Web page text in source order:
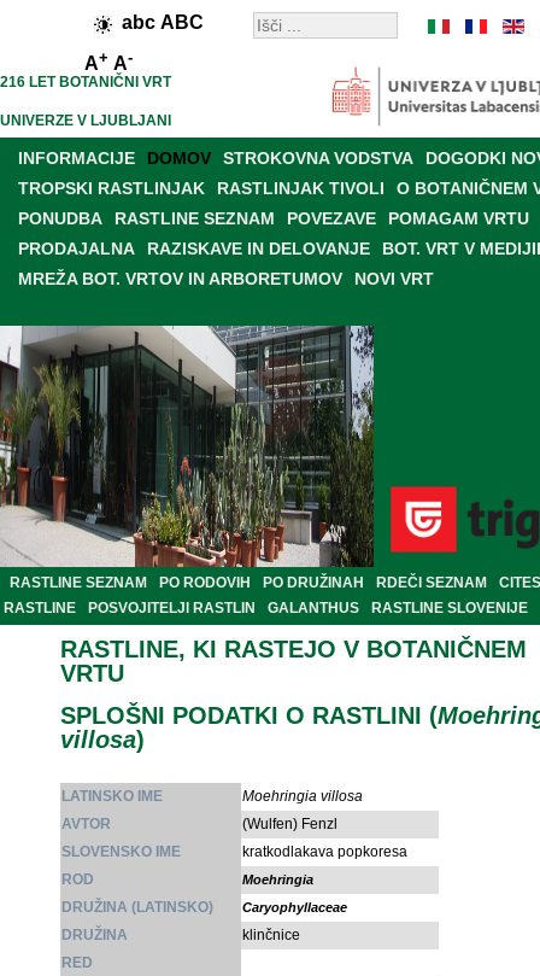
abc ABC
A+ A-
216 LET BOTANIČNI VRT
UNIVERZE V LJUBLJANI
INFORMACIJE DOMOV STROKOVNA VODSTVA
DOGODKI
TROPSKI RASTLINJAK
RASTLINJAK TIVOLI
O BOTANIČNEM
PONUDBA
RASTLINE SEZNAM POVEZAVE
POMAGAM VRTU
PRODAJALNA
RAZISKAVE IN DELOVANJE
BOT. VRT V
MREŽA BOT. VRTOV IN ARBORETUMOV
NOVI VRT
RASTLINE SEZNAM PO RODOVIH PO DRUŽINAH RDEČI SEZNAM
CITES
RASTLINE
POSVOJITELJI RASTLIN GALANTHUS RASTLINE SLOVENIJE
RASTLINE, KI RASTEJO V BOTANIČNEM
VRTU
SPLOŠNI PODATKI O RASTLINI (
villosa)
LATINSKO IME
Moehringia villosa
AVTOR
(Wulfen) Fenzl
SLOVENSKO IME
kratkodlakava popkoresa
ROD
Moehringia
DRUŽINA (LATINSKO) Caryophyllaceae
DRUŽINA
klinčnice
RED